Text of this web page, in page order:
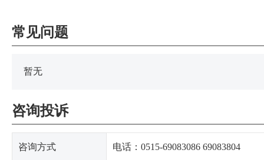
常见问题
暂无
咨询投诉
咨询方式 电话：0515-69083086 69083804